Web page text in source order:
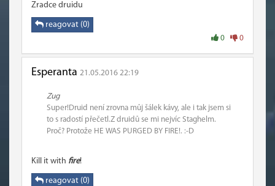
Zradce druidu
reagovat (0)
0 0
Esperanta 21.05.2016 22:19
Zug
Super!Druid není zrovna můj šálek kávy, ale i tak jsem si
to s radostí přečetl.Z druidů se mi nejvíc Staghelm.
Proč? Protože HE WAS PURGED BY FIRE!. :-D
Kill it with fire!
reagovat (0)